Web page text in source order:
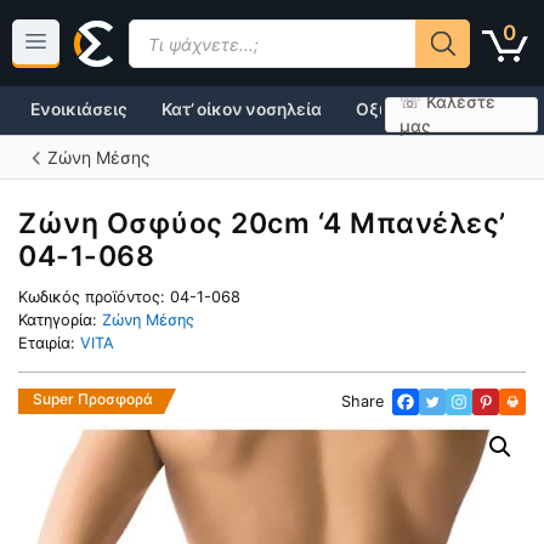
περιεχόμενο
0
Products
search
☏ Καλέστε
μας
Κατ’ οίκον νοσηλεία Οξυγονοθεραπεία
Ενοικιάσεις
Ζώνη Μέσης
Ζώνη Οσφύος 20cm ‘4 Μπανέλες’
04-1-068
Κωδικός προϊόντος: 04-1-068
Κατηγορία: Ζώνη Μέσης
Εταιρία: VITA
Share
Super Προσφορά